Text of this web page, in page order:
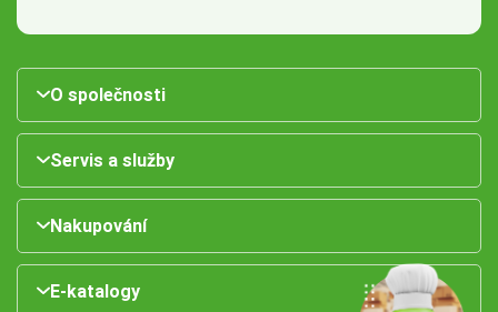
O společnosti
Servis a služby
Nakupování
E-katalogy